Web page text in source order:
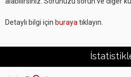
Detaylı bilgi için buraya tıklayın.